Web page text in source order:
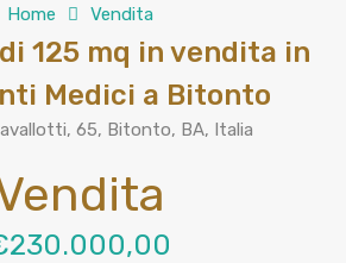
Home Vendita
125 mq in vendita in
Medici a Bitonto
65, Bitonto, BA, Italia